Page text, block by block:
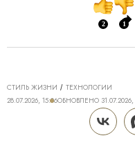
СТИЛЬ ЖИЗНИ
ТЕХНОЛОГИИ
28.07.2026, 15:06ОБНОВЛЕНО
ТЕХНОЛОГИИ